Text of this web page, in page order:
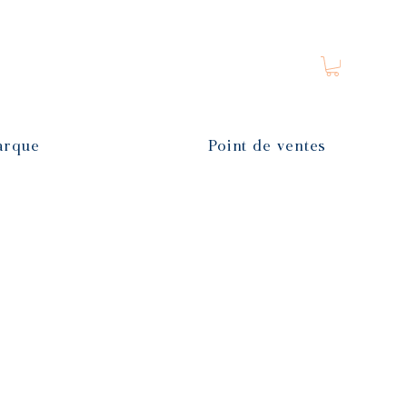
Point de ventes